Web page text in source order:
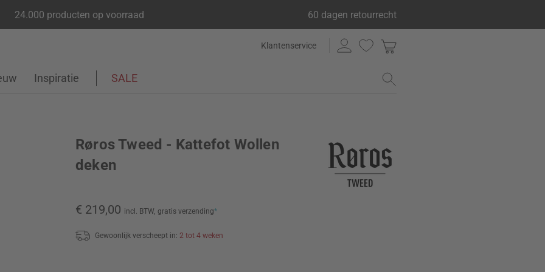
24.000 producten op voorraad 60 dagen retourrecht
Klantenservice
Inspiratie SALE
Røros Tweed - Kattefot Wollen
deken
€ 219,00 incl. BTW, gratis verzending*
Gewoonlijk verscheept in: 2 tot 4 weken